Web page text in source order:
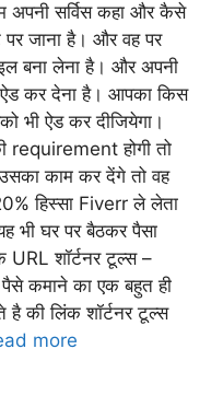
अपनी सर्विस कहा और कैसे
जाना है। और वह पर
बना लेना है। और अपनी
कर देना है। आपका किस
भी ऐड कर दीजियेगा।
requirement होगी तो
काम कर देंगे तो वह
हिस्सा Fiverr ले लेता
भी घर पर बैठकर पैसा
URL शॉर्टनर टूल्स –
पैसे कमाने का एक बहुत ही
की लिंक शॉर्टनर टूल्स
more